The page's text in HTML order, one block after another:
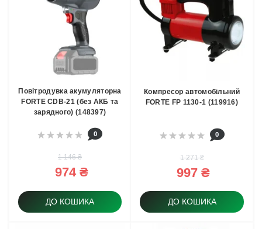
Повітродувка акумуляторна
FORTE CDB-21 (без АКБ та
зарядного) (148397)
0
1 146 ₴
974 ₴
ДО КОШИКА
Компресор автомобільний
FORTE FP 1130-1 (119916)
0
1 271 ₴
997 ₴
ДО КОШИКА